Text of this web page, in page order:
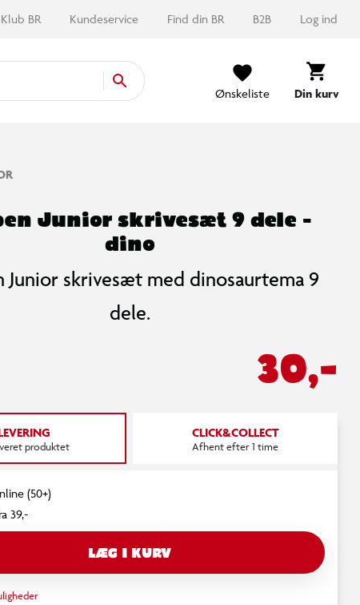
Klub BR Kundeservice Find din BR B2B Log ind
Ønskeliste
Din kurv
Junior skrivesæt 9 dele -
dino
Junior skrivesæt med dinosaurtema 9
dele.
30,-
produktet
CLICK&COLLECT
Afhent efter 1 time
(50+)
39,-
LÆG I KURV